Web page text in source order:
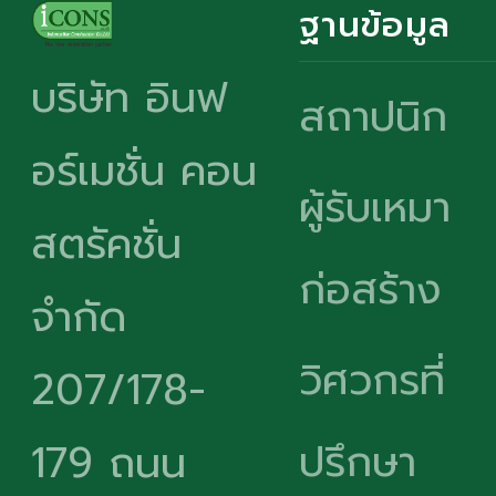
บริษัท อินฟ
อร์เมชั่น คอน
สตรัคชั่น
จำกัด
207/178-
179 ถนน
ฐานข้อมูล
สถาปนิก
ผู้รับเหมา
ก่อสร้าง
วิศวกรที่
ปรึกษา